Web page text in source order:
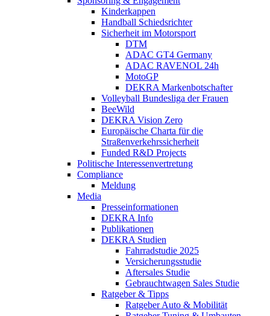
Kinderkappen
Handball Schiedsrichter
Sicherheit im Motorsport
DTM
ADAC GT4 Germany
ADAC RAVENOL 24h
MotoGP
DEKRA Markenbotschafter
Volleyball Bundesliga der Frauen
BeeWild
DEKRA Vision Zero
Europäische Charta für die
Straßenverkehrssicherheit
Funded R&D Projects
Politische Interessenvertretung
Compliance
Meldung
Media
Presseinformationen
DEKRA Info
Publikationen
DEKRA Studien
Fahrradstudie 2025
Versicherungsstudie
Aftersales Studie
Gebrauchtwagen Sales Studie
Ratgeber & Tipps
Ratgeber Auto & Mobilität